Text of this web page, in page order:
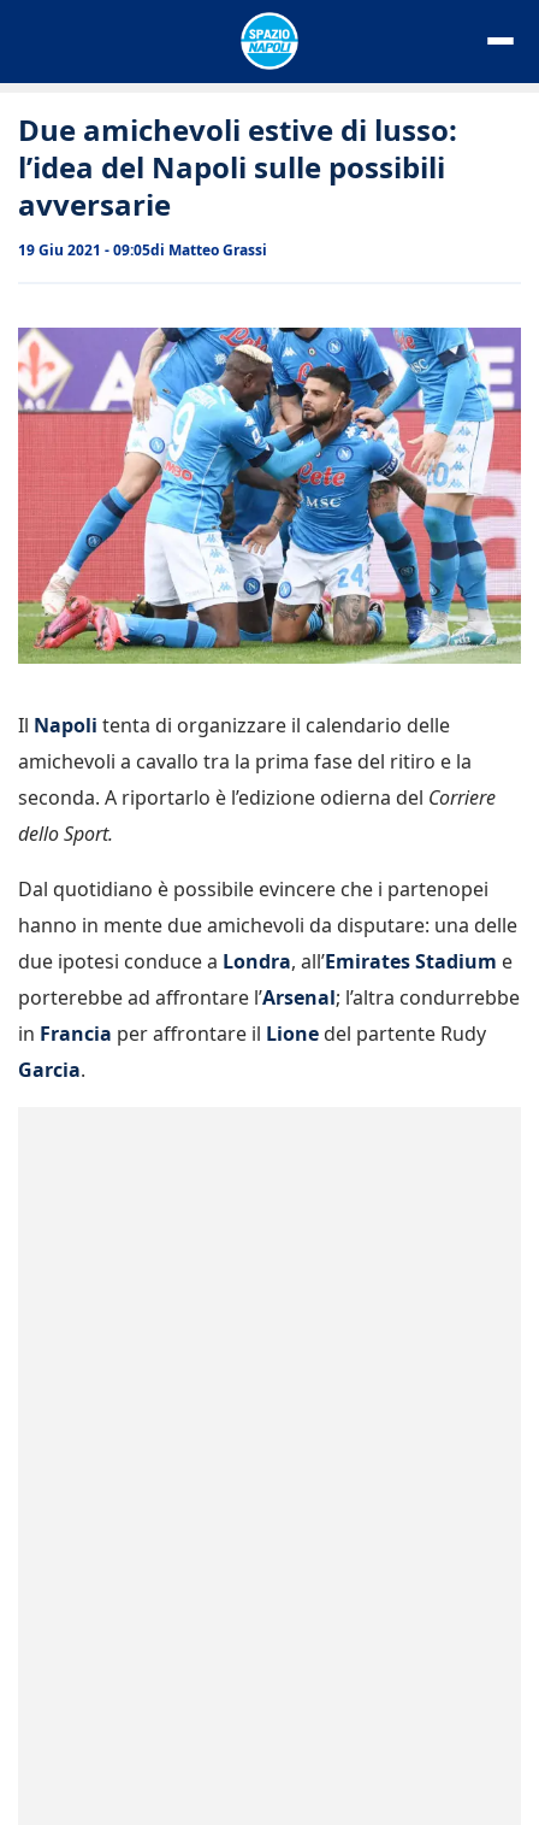
Due amichevoli estive di lusso:
l’idea del Napoli sulle possibili
avversarie
19 Giu 2021 - 09:05di Matteo Grassi
Il Napoli tenta di organizzare il calendario delle
amichevoli a cavallo tra la prima fase del ritiro e la
seconda. A riportarlo è l’edizione odierna del Corriere
dello Sport.
Dal quotidiano è possibile evincere che i partenopei
hanno in mente due amichevoli da disputare: una delle
due ipotesi conduce a Londra, all’Emirates Stadium e
porterebbe ad affrontare l’Arsenal; l’altra condurrebbe
in Francia per affrontare il Lione del partente Rudy
Garcia.